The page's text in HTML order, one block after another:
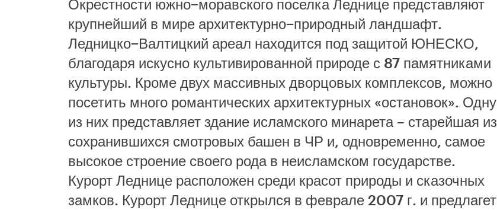
Окрестности южно−моравского поселка Леднице представляют
крупнейший в мире архитектурно−природный ландшафт.
Ледницко−Валтицкий ареал находится под защитой ЮНЕСКО,
благодаря искусно культивированной природе с 87 памятниками
культуры. Кроме двух массивных дворцовых комплексов, можно
посетить много романтических архитектурных «остановок». Одну
из них представляет здание исламского минарета – старейшая из
сохранившихся смотровых башен в ЧР и, одновременно, самое
высокое строение своего рода в неисламском государстве.
Курорт Леднице расположен среди красот природы и сказочных
замков. Курорт Леднице открылся в феврале 2007 г. и предлагет